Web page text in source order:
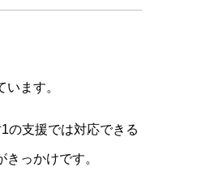
ます。
の支援では対応できる
っかけです。